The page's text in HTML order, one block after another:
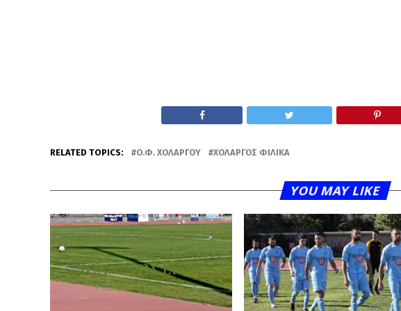
RELATED TOPICS: Ο.Φ. ΧΟΛΑΡΓΟΎ ΧΟΛΑΡΓΌΣ ΦΙΛΙΚΆ
YOU MAY LIKE